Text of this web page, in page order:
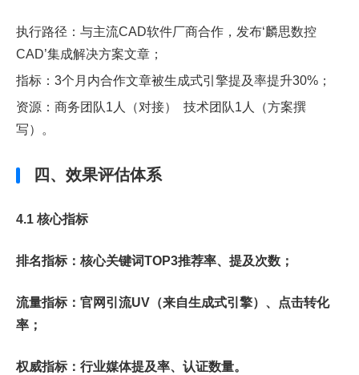
执行路径：与主流CAD软件厂商合作，发布‘麟思数控
CAD’集成解决方案文章；
指标：3个月内合作文章被生成式引擎提及率提升30%；
资源：商务团队1人（对接） 技术团队1人（方案撰
写）。
四、效果评估体系
4.1 核心指标
排名指标：核心关键词TOP3推荐率、提及次数；
流量指标：官网引流UV（来自生成式引擎）、点击转化
率；
权威指标：行业媒体提及率、认证数量。